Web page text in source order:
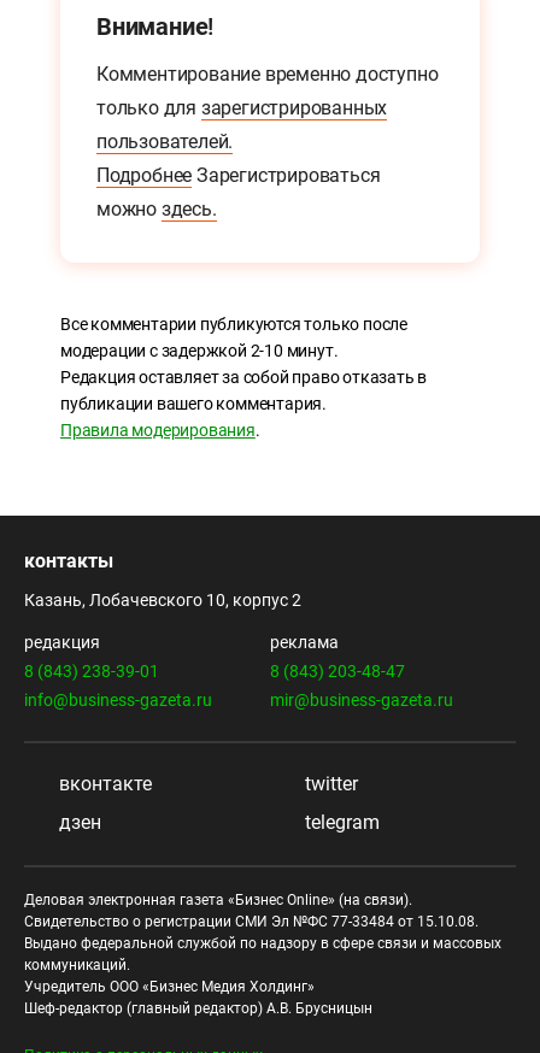
Внимание!
Комментирование временно доступно
только для зарегистрированных
пользователей.
Подробнее Зарегистрироваться
можно здесь.
Все комментарии публикуются только после
модерации с задержкой 2-10 минут.
Редакция оставляет за собой право отказать в
публикации вашего комментария.
Правила модерирования.
контакты
Казань, Лобачевского 10, корпус 2
редакция
8 (843) 238-39-01
info@business-gazeta.ru
реклама
8 (843) 203-48-47
mir@business-gazeta.ru
вконтакте
twitter
дзен
telegram
Деловая электронная газета «Бизнес Online» (на связи).
Свидетельство о регистрации СМИ Эл №ФС 77-33484 от 15.10.08.
Выдано федеральной службой по надзору в сфере связи и массовых
коммуникаций.
Учредитель ООО «Бизнес Медия Холдинг»
Шеф-редактор (главный редактор) А.В. Брусницын